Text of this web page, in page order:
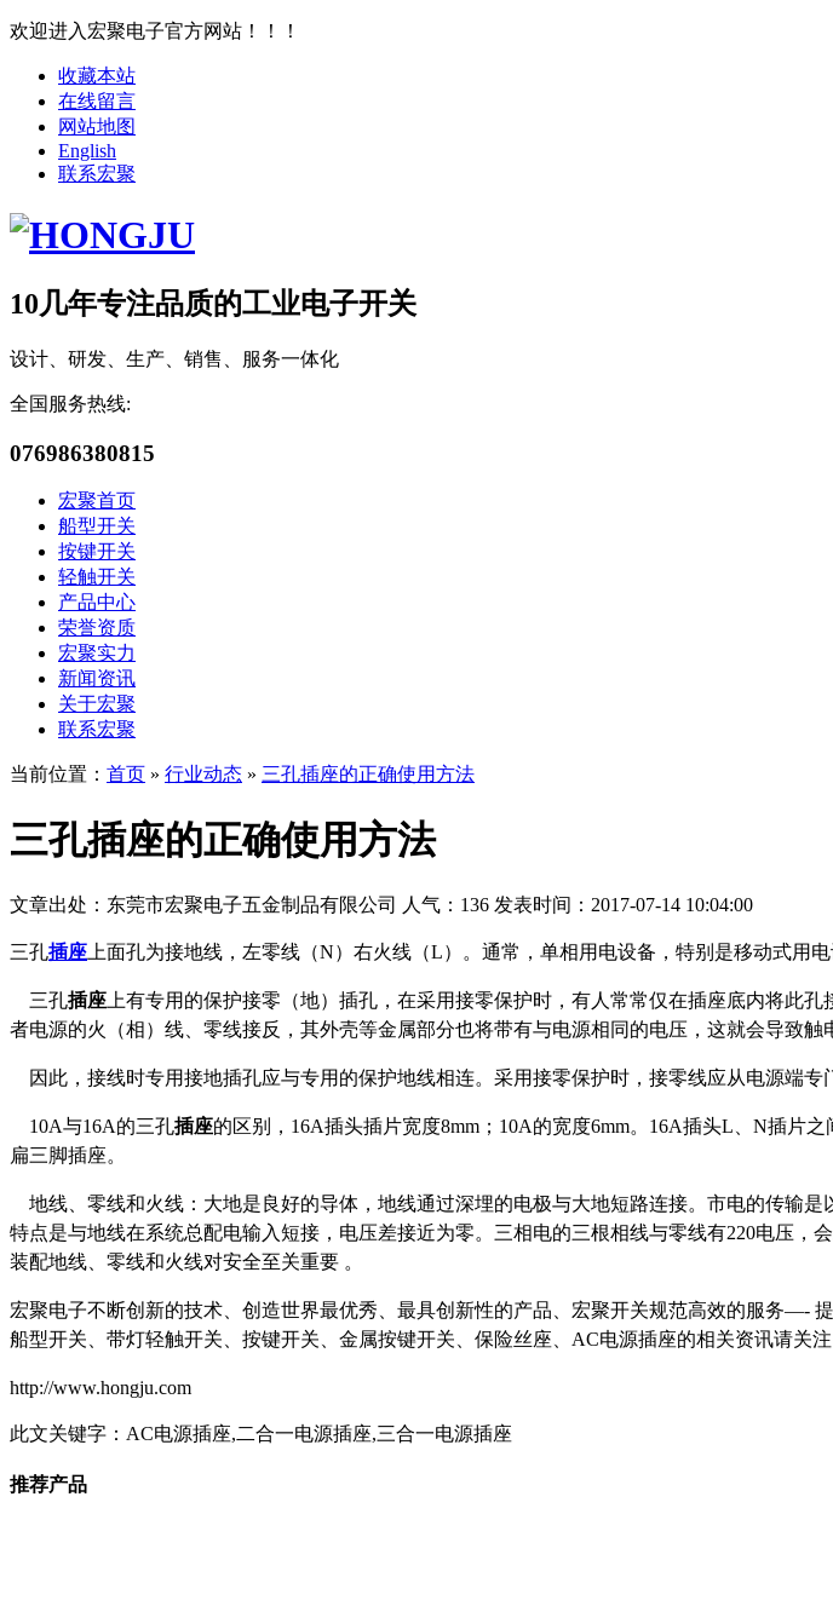
欢迎进入宏聚电子官方网站！！！
收藏本站
在线留言
网站地图
English
联系宏聚
10几年专注品质的工业电子开关
设计、研发、生产、销售、服务一体化
全国服务热线:
076986380815
宏聚首页
船型开关
按键开关
轻触开关
产品中心
荣誉资质
宏聚实力
新闻资讯
关于宏聚
联系宏聚
当前位置： 首页 » 行业动态 » 三孔插座的正确使用方法
三孔插座的正确使用方法
文章出处：东莞市宏聚电子五金制品有限公司 人气：136 发表时间：2017-07-14 10:04:00
三孔插座 上面孔为接地线，左零线（N）右火线（L）。通常，单相用电设备，特别是移动式用
三孔插座 上有专用的保护接零（地）插孔，在采用接零保护时，有人常常仅在插座底内将此
者电源的火（相）线、零线接反，其外壳等金属部分也将带有与电源相同的电压，这就会导致触
因此，接线时专用接地插孔应与专用的保护地线相连。采用接零保护时，接零线应从电源端专
10A与16A的三孔插座的区别，16A插头插片宽度8mm；10A的宽度6mm。16A插头L、N插片
扁三脚插座。
地线、零线和火线：大地是良好的导体，地线通过深埋的电极与大地短路连接。市电的传输
特点是与地线在系统总配电输入短接，电压差接近为零。三相电的三根相线与零线有220电压
装配地线、零线和火线对安全至关重要 。
宏聚电子不断创新的技术、创造世界最优秀、最具创新性的产品、宏聚开关规范高效的服务—-
船型开关、带灯轻触开关、按键开关、金属按键开关、保险丝座、AC电源插座的相关资讯请关注
http://www.hongju.com
此文关键字： AC电源插座,二合一电源插座,三合一电源插座
推荐产品